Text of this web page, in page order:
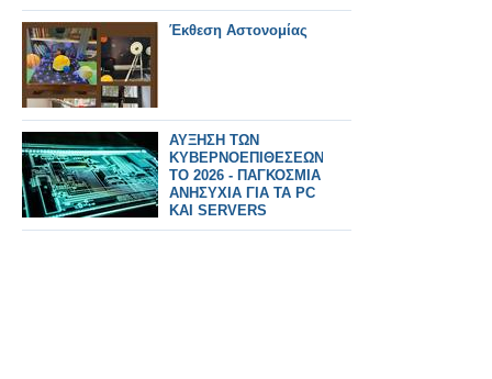
Έκθεση Αστονομίας
ΑΥΞΗΣΗ ΤΩΝ
ΚΥΒΕΡΝΟΕΠΙΘΕΣΕΩΝ
ΤΟ 2026 - ΠΑΓΚΟΣΜΙΑ
ΑΝΗΣΥΧΙΑ ΓΙΑ ΤΑ PC
ΚΑΙ SERVERS